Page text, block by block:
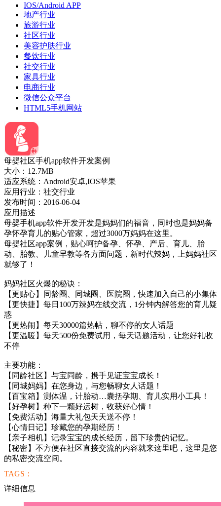
IOS/Android APP
地产行业
旅游行业
社区行业
美容护肤行业
餐饮行业
社交行业
家具行业
电商行业
微信公众平台
HTML5手机网站
母婴社区手机app软件开发案例
大小：12.7MB
适应系统：Android安卓,IOS苹果
应用行业：社交行业
发布时间：2016-06-04
应用描述
母婴手机app软件开发开发是妈妈们的福音，同时也是妈妈备
孕怀孕育儿的贴心管家，超过3000万妈妈在这里。
母婴社区app案例，贴心呵护备孕、怀孕、产后、育儿、胎
动、胎教、儿童早教等各方面问题，新时代辣妈，上妈妈社区
就够了！
妈妈社区火爆的秘诀：
【更贴心】同龄圈、同城圈、医院圈，快速加入自己的小集体
【更快捷】每日100万辣妈在线交流，1分钟内解答您的育儿疑
惑
【更热闹】每天30000篇热帖，聊不停的女人话题
【更温暖】每天500份免费试用，每天话题活动，让您好礼收
不停
主要功能：
【同龄社区】与宝同龄，携手见证宝宝成长！
【同城妈妈】在您身边，与您畅聊女人话题！
【百宝箱】测体温，计胎动…囊括孕期、育儿实用小工具！
【好孕树】种下一颗好运树，收获好心情！
【免费活动】海量大礼包天天送不停！
【心情日记】珍藏您的孕期经历！
【亲子相机】记录宝宝的成长经历，留下珍贵的记忆。
【秘密】不方便在社区直接交流的内容就来这里吧，这里是您
的私密交流空间。
TAGS：
详细信息